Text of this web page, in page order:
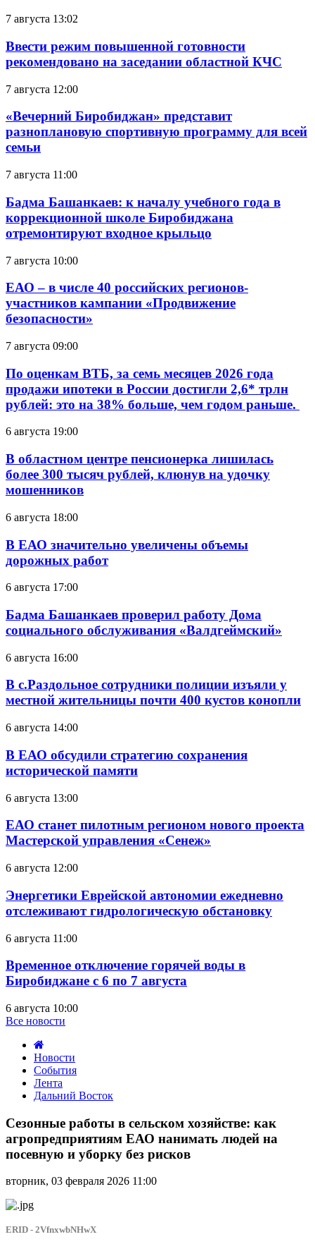
7 августа 13:02
Ввести режим повышенной готовности
рекомендовано на заседании областной КЧС
7 августа 12:00
«Вечерний Биробиджан» представит
разноплановую спортивную программу для всей
семьи
7 августа 11:00
Бадма Башанкаев: к началу учебного года в
коррекционной школе Биробиджана
отремонтируют входное крыльцо
7 августа 10:00
ЕАО – в числе 40 российских регионов-
участников кампании «Продвижение
безопасности»
7 августа 09:00
По оценкам ВТБ, за семь месяцев 2026 года
продажи ипотеки в России достигли 2,6* трлн
рублей: это на 38% больше, чем годом раньше.
6 августа 19:00
В областном центре пенсионерка лишилась
более 300 тысяч рублей, клюнув на удочку
мошенников
6 августа 18:00
В ЕАО значительно увеличены объемы
дорожных работ
6 августа 17:00
Бадма Башанкаев проверил работу Дома
социального обслуживания «Валдгеймский»
6 августа 16:00
В с.Раздольное сотрудники полиции изъяли у
местной жительницы почти 400 кустов конопли
6 августа 14:00
В ЕАО обсудили стратегию сохранения
исторической памяти
6 августа 13:00
ЕАО станет пилотным регионом нового проекта
Мастерской управления «Сенеж»
6 августа 12:00
Энергетики Еврейской автономии ежедневно
отслеживают гидрологическую обстановку
6 августа 11:00
Временное отключение горячей воды в
Биробиджане с 6 по 7 августа
6 августа 10:00
Все новости
Новости
События
Лента
Дальний Восток
работы
сельском
хозяйстве:
агропредприятиям
нанимать
на
Сезонные работы в сельском хозяйстве: как
агропредприятиям ЕАО нанимать людей на
посевную и уборку без рисков
вторник, 03 февраля 2026 11:00
ERID - 2VfnxwbNHwX